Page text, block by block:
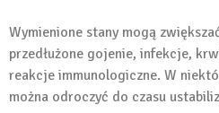
Wymienione stany mogą
przedłużone gojenie, infekcje,
reakcje immunologiczne. W
można odroczyć do czasu